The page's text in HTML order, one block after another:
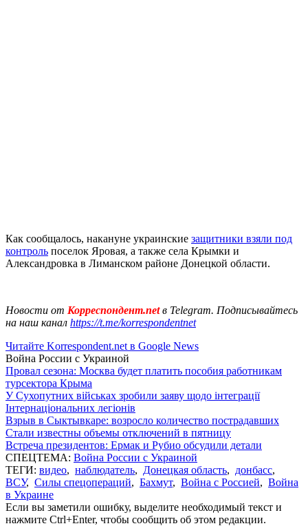
Как сообщалось, накануне украинские защитники взяли под
контроль поселок Яровая, а также села Крымки и
Александровка в Лиманском районе Донецкой области.
Новости от Корреспондент.netв Telegram. Подписывайтесь
на наш канал https://t.me/korrespondentnet
Читайте Korrespondent.net в Google News
Война России с Украиной
Провал сезона: Москва будет платить пособия работникам
турсектора Крыма
У Сухопутних військах зробили заяву щодо інтеграції
Інтернаціональних легіонів
Взрыв в Сыктывкаре: возросло количество пострадавших
Стали известны объемы отключений в пятницу
Встреча президентов: Ермак и Рубио обсудили детали
СПЕЦТЕМА: Война России с Украиной
ТЕГИ: видео, наблюдатель, Донецкая область, донбасс,
ВСУ, Силы спецопераций, Бахмут, Война с Россией, Война
в Украине
Если вы заметили ошибку, выделите необходимый текст и
нажмите Ctrl+Enter, чтобы сообщить об этом редакции.